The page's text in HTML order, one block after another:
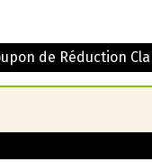
de Réduction